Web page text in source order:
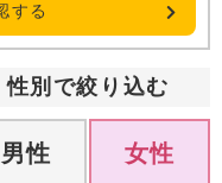
する
性別で絞り込む
男性 女性